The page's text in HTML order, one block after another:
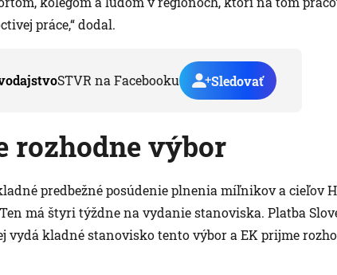
práce,“ dodal.
STVR na Facebooku Sledovať
rozhodne výbor
predbežné posúdenie plnenia míľnikov a cieľov
má štyri týždne na vydanie stanoviska. Platba
vydá kladné stanovisko tento výbor a EK prijme